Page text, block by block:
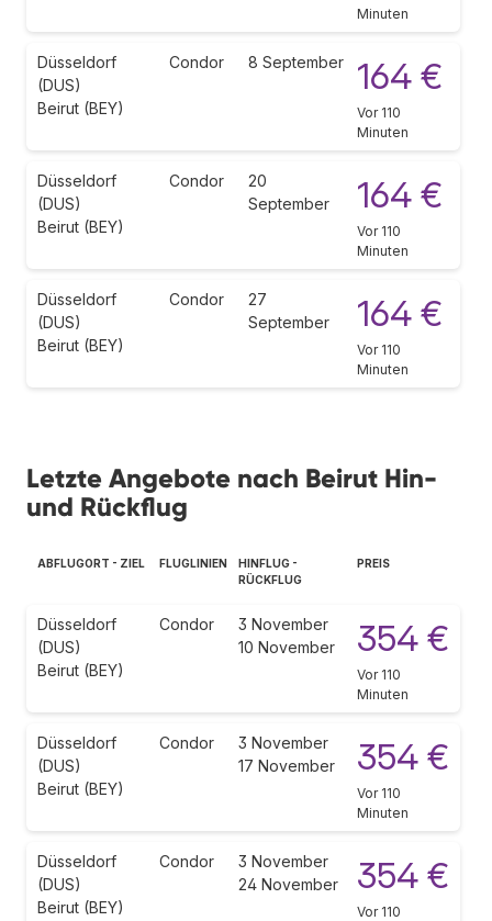
Minuten
Düsseldorf
(DUS)
Beirut (BEY)
Condor 8 September 164 €
Vor 110
Minuten
Düsseldorf
(DUS)
Beirut (BEY)
Condor
20
September
164 €
Vor 110
Minuten
Düsseldorf
(DUS)
Beirut (BEY)
Condor
27
September
164 €
Vor 110
Minuten
Letzte Angebote nach Beirut Hin-
und Rückflug
ABFLUGORT - ZIEL FLUGLINIEN
HINFLUG -
RÜCKFLUG
PREIS
Düsseldorf
(DUS)
Beirut (BEY)
Condor
3 November
10 November
354 €
Vor 110
Minuten
Düsseldorf
(DUS)
Beirut (BEY)
Condor
3 November
17 November
354 €
Vor 110
Minuten
Düsseldorf
(DUS)
Beirut (BEY)
Condor
3 November
24 November
354 €
Vor 110